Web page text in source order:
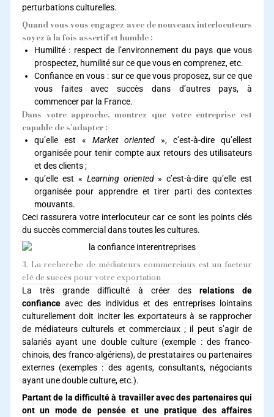
perturbations culturelles.
Quand vous vous engagez avec de nouveaux interlocuteurs
soyez à la fois assertif et humble :
Humilité : respect de l’environnement du pays que vous
prospectez, humilité sur ce que vous en comprenez, etc.
Confiance en vous : sur ce que vous proposez, sur ce que
vous faites avec succès dans d’autres pays, à
commencer par la France.
Dans votre approche, montrez que votre entreprise est
capable de s’adapter :
qu’elle est « Market oriented », c’est-à-dire qu’ellest
organisée pour tenir compte aux retours des utilisateurs
et des clients ;
qu’elle est « Learning oriented» c’est-à-dire qu’elle est
organisée pour apprendre et tirer parti des contextes
mouvants.
Ceci rassurera votre interlocuteur car ce sont les points clés
du succès commercial dans toutes les cultures.
3. La recherche de médiateurs commerciaux est un facteur
clé de succès pour votre exportation
La très grande difficulté à créer des relations de
confianceavec des individus et des entreprises lointains
culturellement doit inciter les exportateurs à se rapprocher
de médiateurs culturels et commerciaux ; il peut s’agir de
salariés ayant une double culture (exemple : des franco-
chinois, des franco-algériens), de prestataires ou partenaires
externes (exemples : des agents, consultants, négociants
ayant une double culture, etc.).
Partant de la difficulté à travailler avec des partenaires qui
ont un mode de pensée et une pratique des affaires